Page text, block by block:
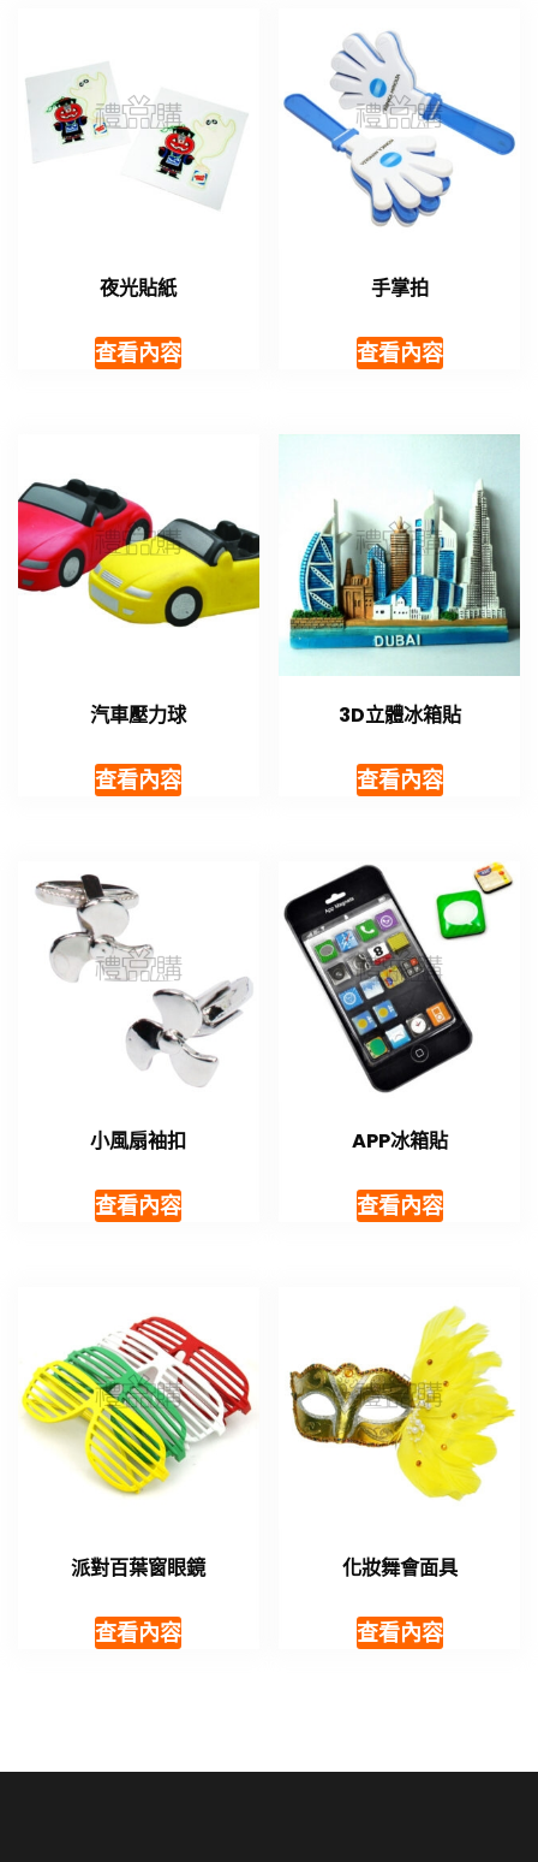
夜光貼紙
查看內容
手掌拍
查看內容
汽車壓力球
查看內容
3D立體冰箱貼
查看內容
小風扇袖扣
查看內容
APP冰箱貼
查看內容
派對百葉窗眼鏡
查看內容
化妝舞會面具
查看內容